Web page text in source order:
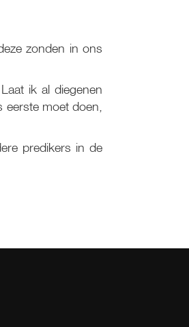
zonden in ons
ik al diegenen
moet doen,
predikers in de